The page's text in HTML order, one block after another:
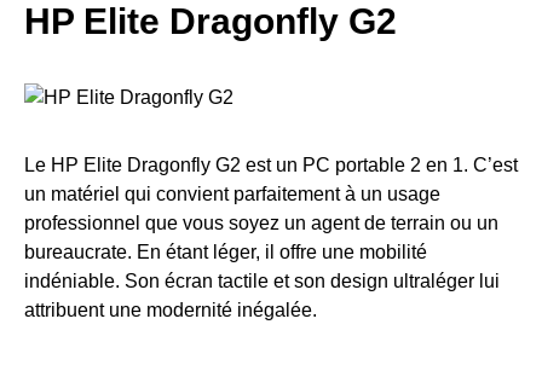
HP Elite Dragonfly G2
Le HP Elite Dragonfly G2 est un PC portable 2 en 1. C’est
un matériel qui convient parfaitement à un usage
professionnel que vous soyez un agent de terrain ou un
bureaucrate. En étant léger, il offre une mobilité
indéniable. Son écran tactile et son design ultraléger lui
attribuent une modernité inégalée.